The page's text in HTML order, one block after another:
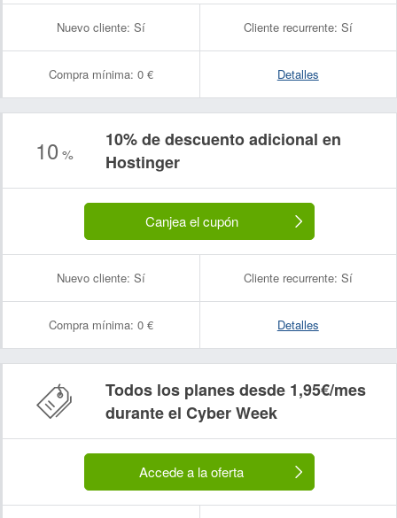
Nuevo cliente: Sí Cliente recurrente: Sí
Compra mínima: 0 € Detalles
10 %
10% de descuento adicional en
Hostinger
Canjea el cupón
Nuevo cliente: Sí Cliente recurrente: Sí
Compra mínima: 0 € Detalles
Todos los planes desde 1,95€/mes
durante el Cyber Week
Accede a la oferta